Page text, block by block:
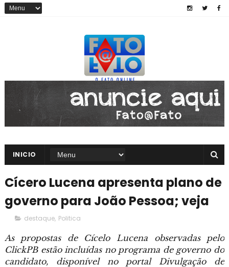
INICIO
Cícero Lucena apresenta plano de
governo para João Pessoa; veja
destaque, Politica
As propostas de Cícelo Lucena observadas pelo
ClickPB estão incluídas no programa de governo do
candidato, disponível no portal Divulgação de